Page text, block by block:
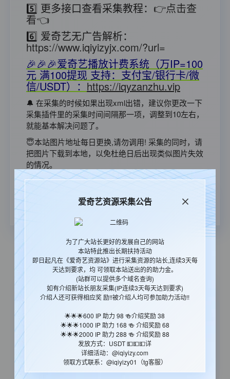
5️⃣ 更多接口查看采集教程： 👉点击查
看👈
6️⃣ 爱奇艺无广告解析：
https://www.iqiyizyjx.com/?url=
🎉🎉🎉爱奇艺播放计费系统（万IP=100
元 满100提现 支持：支付宝/银行卡/微
信/USDT）： https://iqyzanzhu.vip
🔔 在采集的时候如果出现xml出错，建议你更改一下
采集插件里的采集时间间隔那一项，调整到10左右，
就能基本解决问题了。
😇本站图片地址每日更换,请勿调用! 采集的同时，请
把图片下载到本地，以免杜绝日后出现类似图片失效
的情况。
🎉郑重承诺：资源永久免费,国内CDN
本站统计 65636 今日更新 0
片名：圆桌派第八季
年代：2025
地区：中国大陆
语言：汉语普通话
更新时间：2025-12-09 18:48:28
爱奇艺资源采集公告
为了广大站长更好的发展自己的网站
本站特此推出长期扶持活动
即日起凡在《爱奇艺资源站》进行采集资源的站长,连续3天每
天达到要求，均 可领取本站送出的的助力金。
(站群可以提供多个域名查询)
如有介绍新站长朋友采集(IP连续3天每天达到要求)
介绍人还可获得相应奖 励!!被介绍人均可参加助力活动!!
🌟🌟🌟600 IP 助力 98 🍻介绍奖励 38
🌟🌟🌟1000 IP 助力 168 🍻 介绍奖励 68
🌟🌟🌟2000 IP 助力 288 🍻 介绍奖励 88
发放方式：USDT 💵💵💵详
详细活动：@iqiyizy.com
领取方式联系：@iqiyizy01（tg客服）